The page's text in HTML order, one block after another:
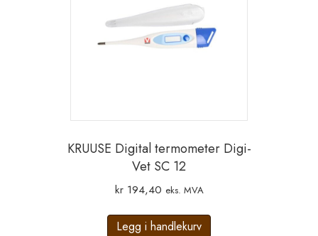
KRUUSE Digital termometer Digi-
Vet SC 12
kr194,40 eks. MVA
Legg i handlekurv